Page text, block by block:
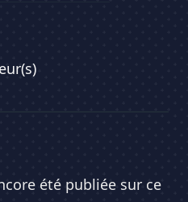
été publiée sur ce